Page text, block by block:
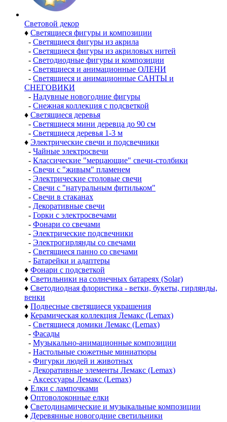
Световой декор
♦ Светящиеся фигуры и композиции
- Светящиеся фигуры из акрила
- Светящиеся фигуры из акриловых нитей
- Светодиодные фигуры и композиции
- Светящиеся и анимационные ОЛЕНИ
- Светящиеся и анимационные САНТЫ и
СНЕГОВИКИ
- Надувные новогодние фигуры
- Снежная коллекция с подсветкой
♦ Светящиеся деревья
- Светящиеся мини деревца до 90 см
- Светящиеся деревья 1-3 м
♦ Электрические свечи и подсвечники
- Чайные электросвечи
- Классические "мерцающие" свечи-столбики
- Свечи с "живым" пламенем
- Электрические столовые свечи
- Свечи с "натуральным фитильком"
- Свечи в стаканах
- Декоративные свечи
- Горки с электросвечами
- Фонари со свечами
- Электрические подсвечники
- Электрогирлянды со свечами
- Светящиеся панно со свечами
- Батарейки и адаптеры
♦ Фонари с подсветкой
♦ Светильники на солнечных батареях (Solar)
♦ Светодиодная флористика - ветки, букеты, гирлянды,
венки
♦ Подвесные светящиеся украшения
♦ Керамическая коллекция Лемакс (Lemax)
- Светящиеся домики Лемакс (Lemax)
- Фасады
- Музыкально-анимационные композиции
- Настольные сюжетные миниатюры
- Фигурки людей и животных
- Декоративные элементы Лемакс (Lemax)
- Аксессуары Лемакс (Lemax)
♦ Елки с лампочками
♦ Оптоволоконные елки
♦ Светодинамические и музыкальные композиции
♦ Деревянные новогодние светильники